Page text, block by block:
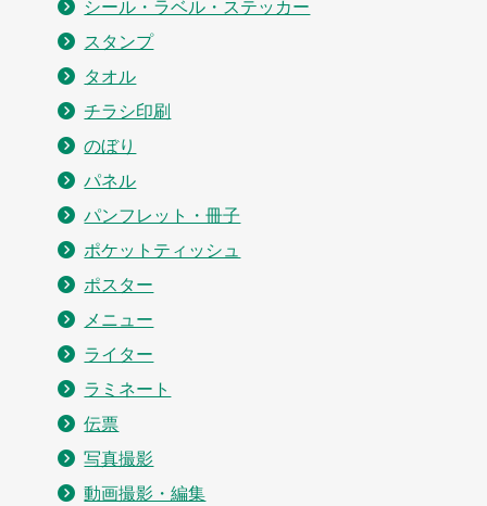
シール・ラベル・ステッカー
スタンプ
タオル
チラシ印刷
のぼり
パネル
パンフレット・冊子
ポケットティッシュ
ポスター
メニュー
ライター
ラミネート
伝票
写真撮影
動画撮影・編集